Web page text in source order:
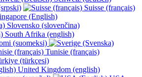
Suisse (français)
(English)
Slovensko (slovenčina)
South Afrika (english)
(suomeksi)
Tunisie (français)
(türkçesi)
United Kingdom (english)